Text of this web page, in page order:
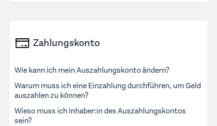
Zahlungskonto
Wie kann ich mein Auszahlungskonto ändern?
Warum muss ich eine Einzahlung durchführen, um Geld
auszahlen zu können?
Wieso muss ich Inhaber:in des Auszahlungskontos
sein?